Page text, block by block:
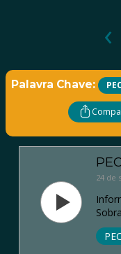
‹
Palavra Chave:
24 de